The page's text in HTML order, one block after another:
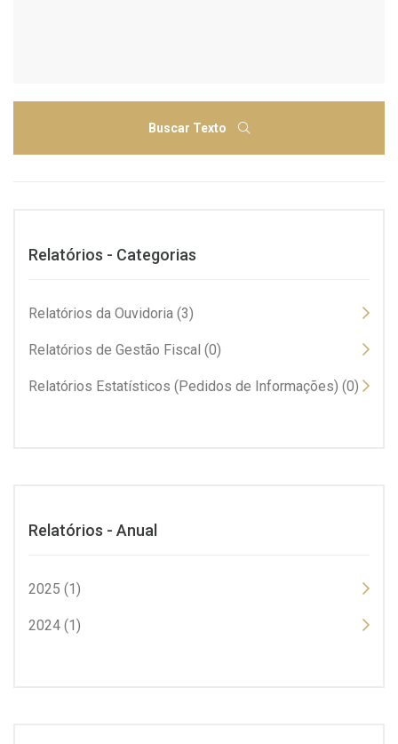
Buscar Texto
Relatórios - Categorias
Relatórios da Ouvidoria (3)
Relatórios de Gestão Fiscal (0)
Relatórios Estatísticos (Pedidos de Informações) (0)
Relatórios - Anual
2025 (1)
2024 (1)